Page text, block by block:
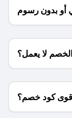
بدون رسوم
الشحن ؟
لا يعمل؟
كود خصم؟